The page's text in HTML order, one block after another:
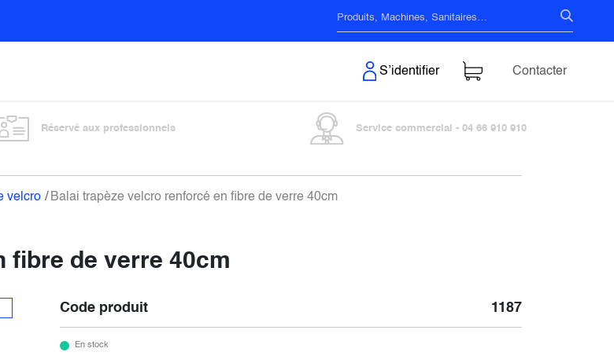
S’identifier Contacter
Réservé aux professionnels Service commercial - 04 66 910 910
velcro Balai trapèze velcro renforcé en fibre de verre 40cm
fibre de verre 40cm
Code produit 1187
En stock